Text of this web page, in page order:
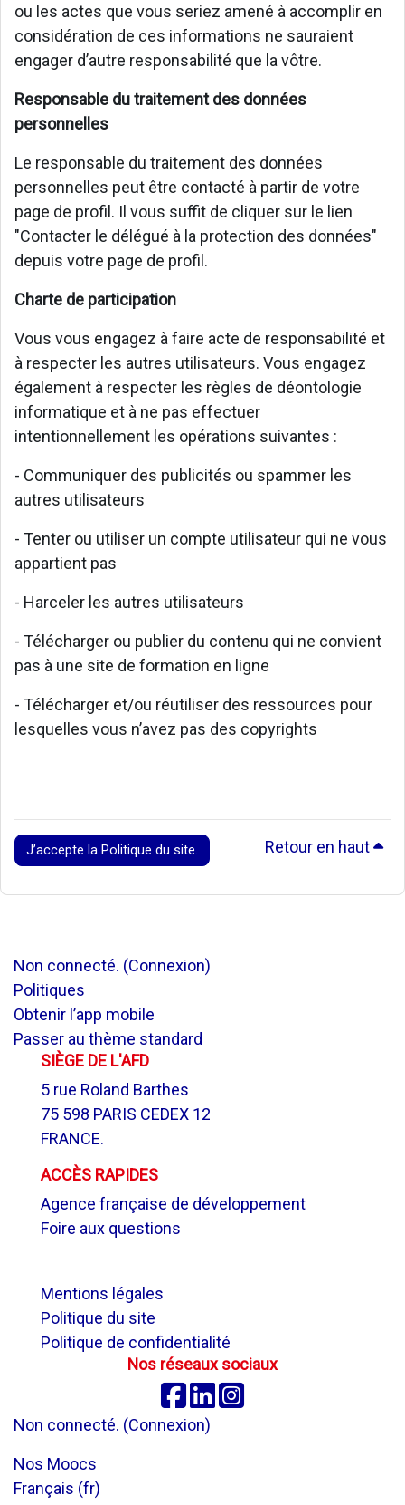
ou les actes que vous seriez amené à accomplir en
considération de ces informations ne sauraient
engager d’autre responsabilité que la vôtre.
Responsable du traitement des données
personnelles
Le responsable du traitement des données
personnelles peut être contacté à partir de votre
page de profil. Il vous suffit de cliquer sur le lien
"Contacter le délégué à la protection des données"
depuis votre page de profil.
Charte de participation
Vous vous engagez à faire acte de responsabilité et
à respecter les autres utilisateurs. Vous engagez
également à respecter les règles de déontologie
informatique et à ne pas effectuer
intentionnellement les opérations suivantes :
- Communiquer des publicités ou spammer les
autres utilisateurs
- Tenter ou utiliser un compte utilisateur qui ne vous
appartient pas
- Harceler les autres utilisateurs
- Télécharger ou publier du contenu qui ne convient
pas à une site de formation en ligne
- Télécharger et/ou réutiliser des ressources pour
lesquelles vous n’avez pas des copyrights
J’accepte la Politique du site. Retour en haut
Non connecté. (Connexion)
Politiques
Obtenir l’app mobile
Passer au thème standard
SIÈGE DE L'AFD
5 rue Roland Barthes
75 598 PARIS CEDEX 12
FRANCE.
ACCÈS RAPIDES
Agence française de développement
Foire aux questions
Mentions légales
Politique du site
Politique de confidentialité
Nos réseaux sociaux
Facebook
Linkedin
Non connecté. (Connexion)
Nos Moocs
Français ‎(fr)‎